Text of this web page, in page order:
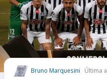
FUTEBOL
FUTEBOL
COMO APOSTAR
MAIS ESPORTES
Bruno Marquesini Última